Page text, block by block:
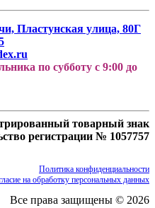
Пластунская улица, 80Г
по субботу с 9:00 до
товарный знак
регистрации № 1057757
Политика конфиденциальности
на обработку персональных данных
Все права защищены © 2026